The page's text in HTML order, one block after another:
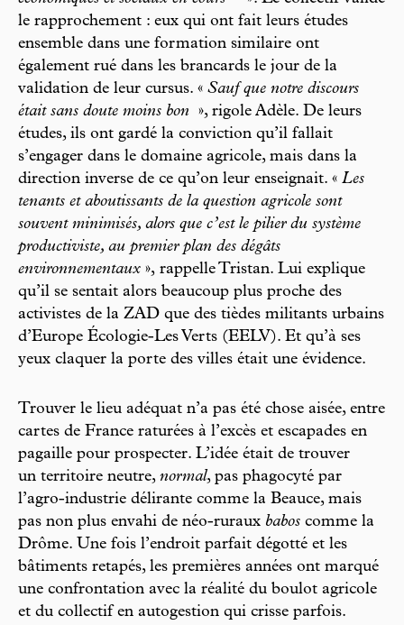
le rapprochement : eux qui ont fait leurs études
ensemble dans une formation similaire ont
également rué dans les brancards le jour de la
validation de leur cursus. « Sauf que notre discours
était sans doute moins bon
», rigole Adèle. De leurs
études, ils ont gardé la conviction qu’il fallait
s’engager dans le domaine agricole, mais dans la
direction inverse de ce qu’on leur enseignait. « Les
tenants et aboutissants de la question agricole sont
souvent minimisés, alors que c’est le pilier du système
productiviste, au premier plan des dégâts
environnementaux », rappelle Tristan. Lui explique
qu’il se sentait alors beaucoup plus proche des
activistes de la ZAD que des tièdes militants urbains
d’Europe Écologie-Les Verts (EELV). Et qu’à ses
yeux claquer la porte des villes était une évidence.
Trouver le lieu adéquat n’a pas été chose aisée, entre
cartes de France raturées à l’excès et escapades en
pagaille pour prospecter. L’idée était de trouver
un territoire neutre, normal, pas phagocyté par
l’agro-industrie délirante comme la Beauce, mais
pas non plus envahi de néo-ruraux babos comme la
Drôme. Une fois l’endroit parfait dégotté et les
bâtiments retapés, les premières années ont marqué
une confrontation avec la réalité du boulot agricole
et du collectif en autogestion qui crisse parfois.